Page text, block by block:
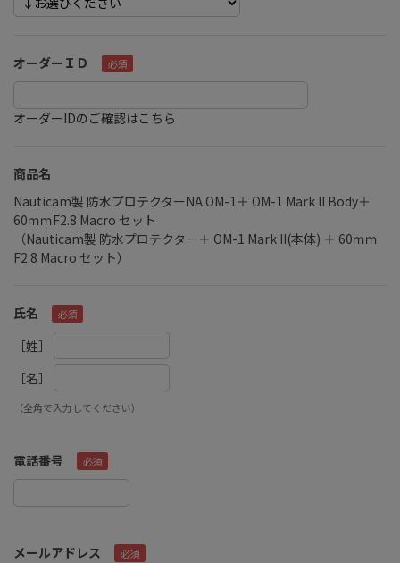
オーダーＩＤ
オーダーIDのご確認はこちら
商品名
Nauticam製 防水プロテクターNA OM-1＋ OM-1 Mark II Body＋
60ｍｍF2.8 Macro セット
（Nauticam製 防水プロテクター＋ OM-1 Mark II(本体) ＋ 60ｍｍ
F2.8 Macro セット）
氏名
［姓］
［名］
（全角で入力してください）
電話番号
メールアドレス